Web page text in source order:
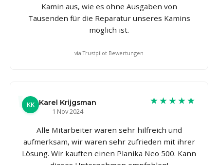
Kamin aus, wie es ohne Ausgaben von
Tausenden für die Reparatur unseres Kamins
möglich ist.
via Trustpilot Bewertungen
KK Karel Krijgsman
1 Nov 2024
★★★★★
Alle Mitarbeiter waren sehr hilfreich und
aufmerksam, wir waren sehr zufrieden mit ihrer
Lösung. Wir kauften einen Planika Neo 500. Kann